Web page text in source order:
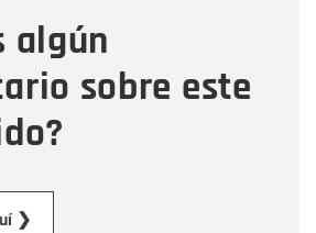
algún
sobre este
❯